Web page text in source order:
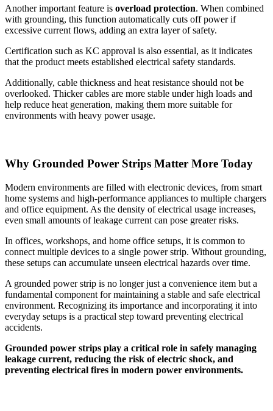
Another important feature is overload protection. When combined
with grounding, this function automatically cuts off power if
excessive current flows, adding an extra layer of safety.
Certification such as KC approval is also essential, as it indicates
that the product meets established electrical safety standards.
Additionally, cable thickness and heat resistance should not be
overlooked. Thicker cables are more stable under high loads and
help reduce heat generation, making them more suitable for
environments with heavy power usage.
Why Grounded Power Strips Matter More Today
Modern environments are filled with electronic devices, from smart
home systems and high-performance appliances to multiple chargers
and office equipment. As the density of electrical usage increases,
even small amounts of leakage current can pose greater risks.
In offices, workshops, and home office setups, it is common to
connect multiple devices to a single power strip. Without grounding,
these setups can accumulate unseen electrical hazards over time.
A grounded power strip is no longer just a convenience item but a
fundamental component for maintaining a stable and safe electrical
environment. Recognizing its importance and incorporating it into
everyday setups is a practical step toward preventing electrical
accidents.
Grounded power strips play a critical role in safely managing
leakage current, reducing the risk of electric shock, and
preventing electrical fires in modern power environments.